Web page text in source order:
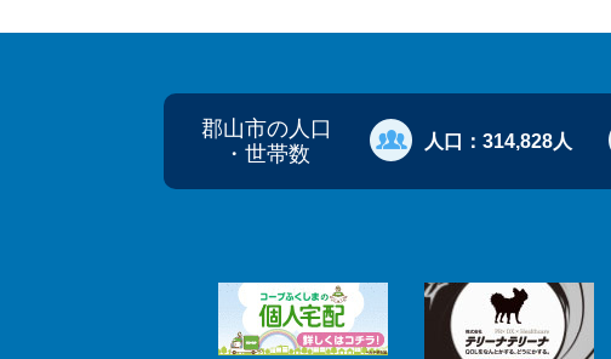
郡山市の人口
・世帯数
人口： 314,828人